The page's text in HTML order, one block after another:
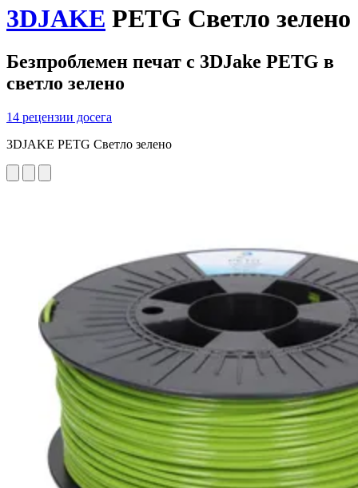
3DJAKE PETG Светло зелено
Безпроблемен печат с 3DJake PETG в
светло зелено
14 рецензии досега
3DJAKE PETG Светло зелено